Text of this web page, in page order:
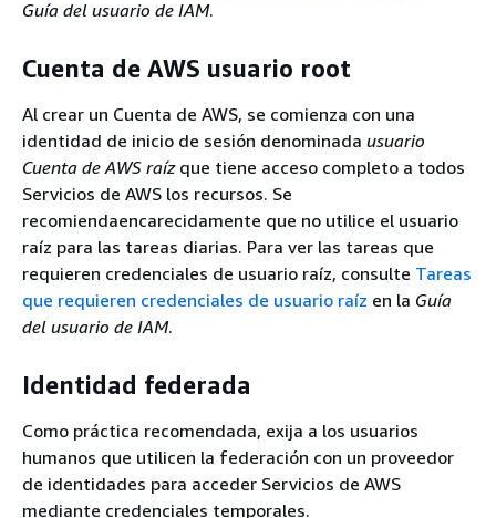
Guía del usuario de IAM.
Cuenta de AWS usuario root
Al crear un Cuenta de AWS, se comienza con una
identidad de inicio de sesión denominada usuario
Cuenta de AWS raízque tiene acceso completo a todos
Servicios de AWS los recursos. Se
recomiendaencarecidamente que no utilice el usuario
raíz para las tareas diarias. Para ver las tareas que
requieren credenciales de usuario raíz, consulte Tareas
que requieren credenciales de usuario raíz en la Guía
del usuario de IAM.
Identidad federada
Como práctica recomendada, exija a los usuarios
humanos que utilicen la federación con un proveedor
de identidades para acceder Servicios de AWS
mediante credenciales temporales.